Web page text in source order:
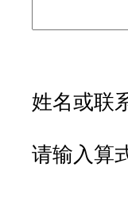
姓名或联
请输入算